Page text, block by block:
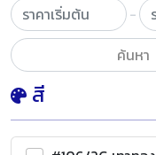
-
ค้นหา
สี